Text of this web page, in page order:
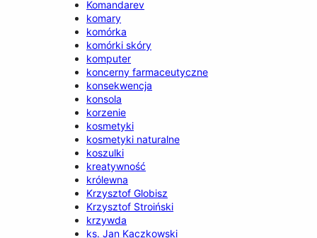
Komandarev
komary
komórka
komórki skóry
komputer
koncerny farmaceutyczne
konsekwencja
konsola
korzenie
kosmetyki
kosmetyki naturalne
koszulki
kreatywność
królewna
Krzysztof Globisz
Krzysztof Stroiński
krzywda
ks. Jan Kaczkowski